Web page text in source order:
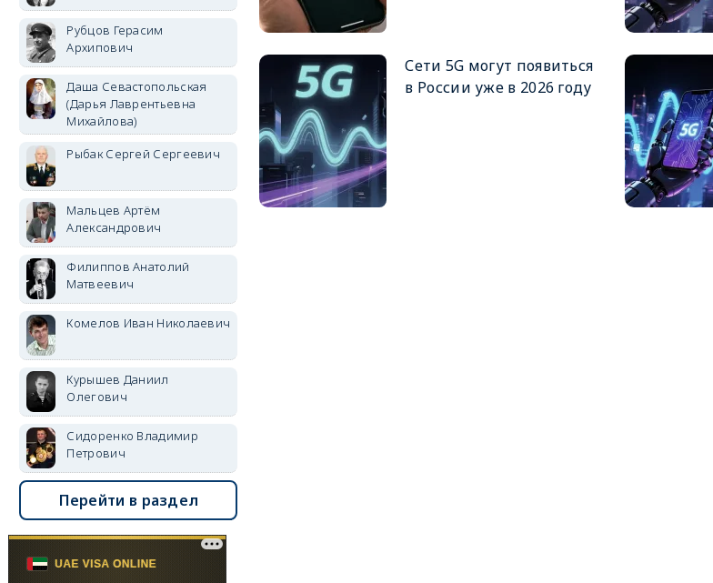
Сети 5G могут появиться
в России уже в 2026 году
Рубцов Герасим
Архипович
Даша Севастопольская
(Дарья Лаврентьевна
Михайлова)
Рыбак Сергей Сергеевич
Мальцев Артём
Александрович
Филиппов Анатолий
Матвеевич
Комелов Иван Николаевич
Курышев Даниил
Олегович
Сидоренко Владимир
Петрович
Перейти в раздел